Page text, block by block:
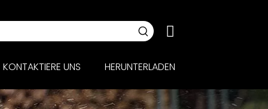
KONTAKTIERE UNS HERUNTERLADEN